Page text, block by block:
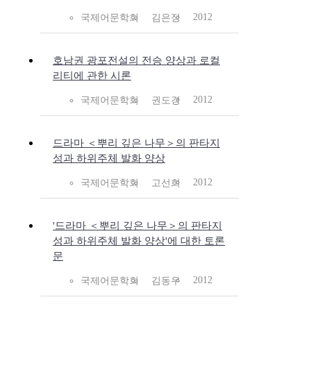
국제어문학회 김은정 2012
호남권 광포전설의 전승 양상과 로컬
리티에 관한 시론
국제어문학회 권도경 2012
드라마 ＜뿌리 깊은 나무＞의 판타지
성과 하위주체 발화 양상
국제어문학회 고선희 2012
'드라마 ＜뿌리 깊은 나무＞의 판타지
성과 하위주체 발화 양상'에 대한 토론
문
국제어문학회 김동우 2012